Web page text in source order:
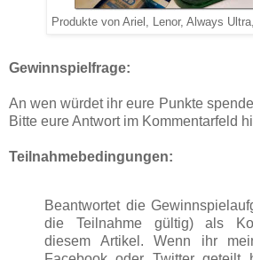
Produkte von Ariel, Lenor, Always
Gewinnspielfrage:
An wen würdet ihr eure Punkte
Bitte eure Antwort im Kommentarfeld
Teilnahmebedingungen:
Beantwortet die
die Teilnahme gültig) als
diesem Artikel. Wenn ihr